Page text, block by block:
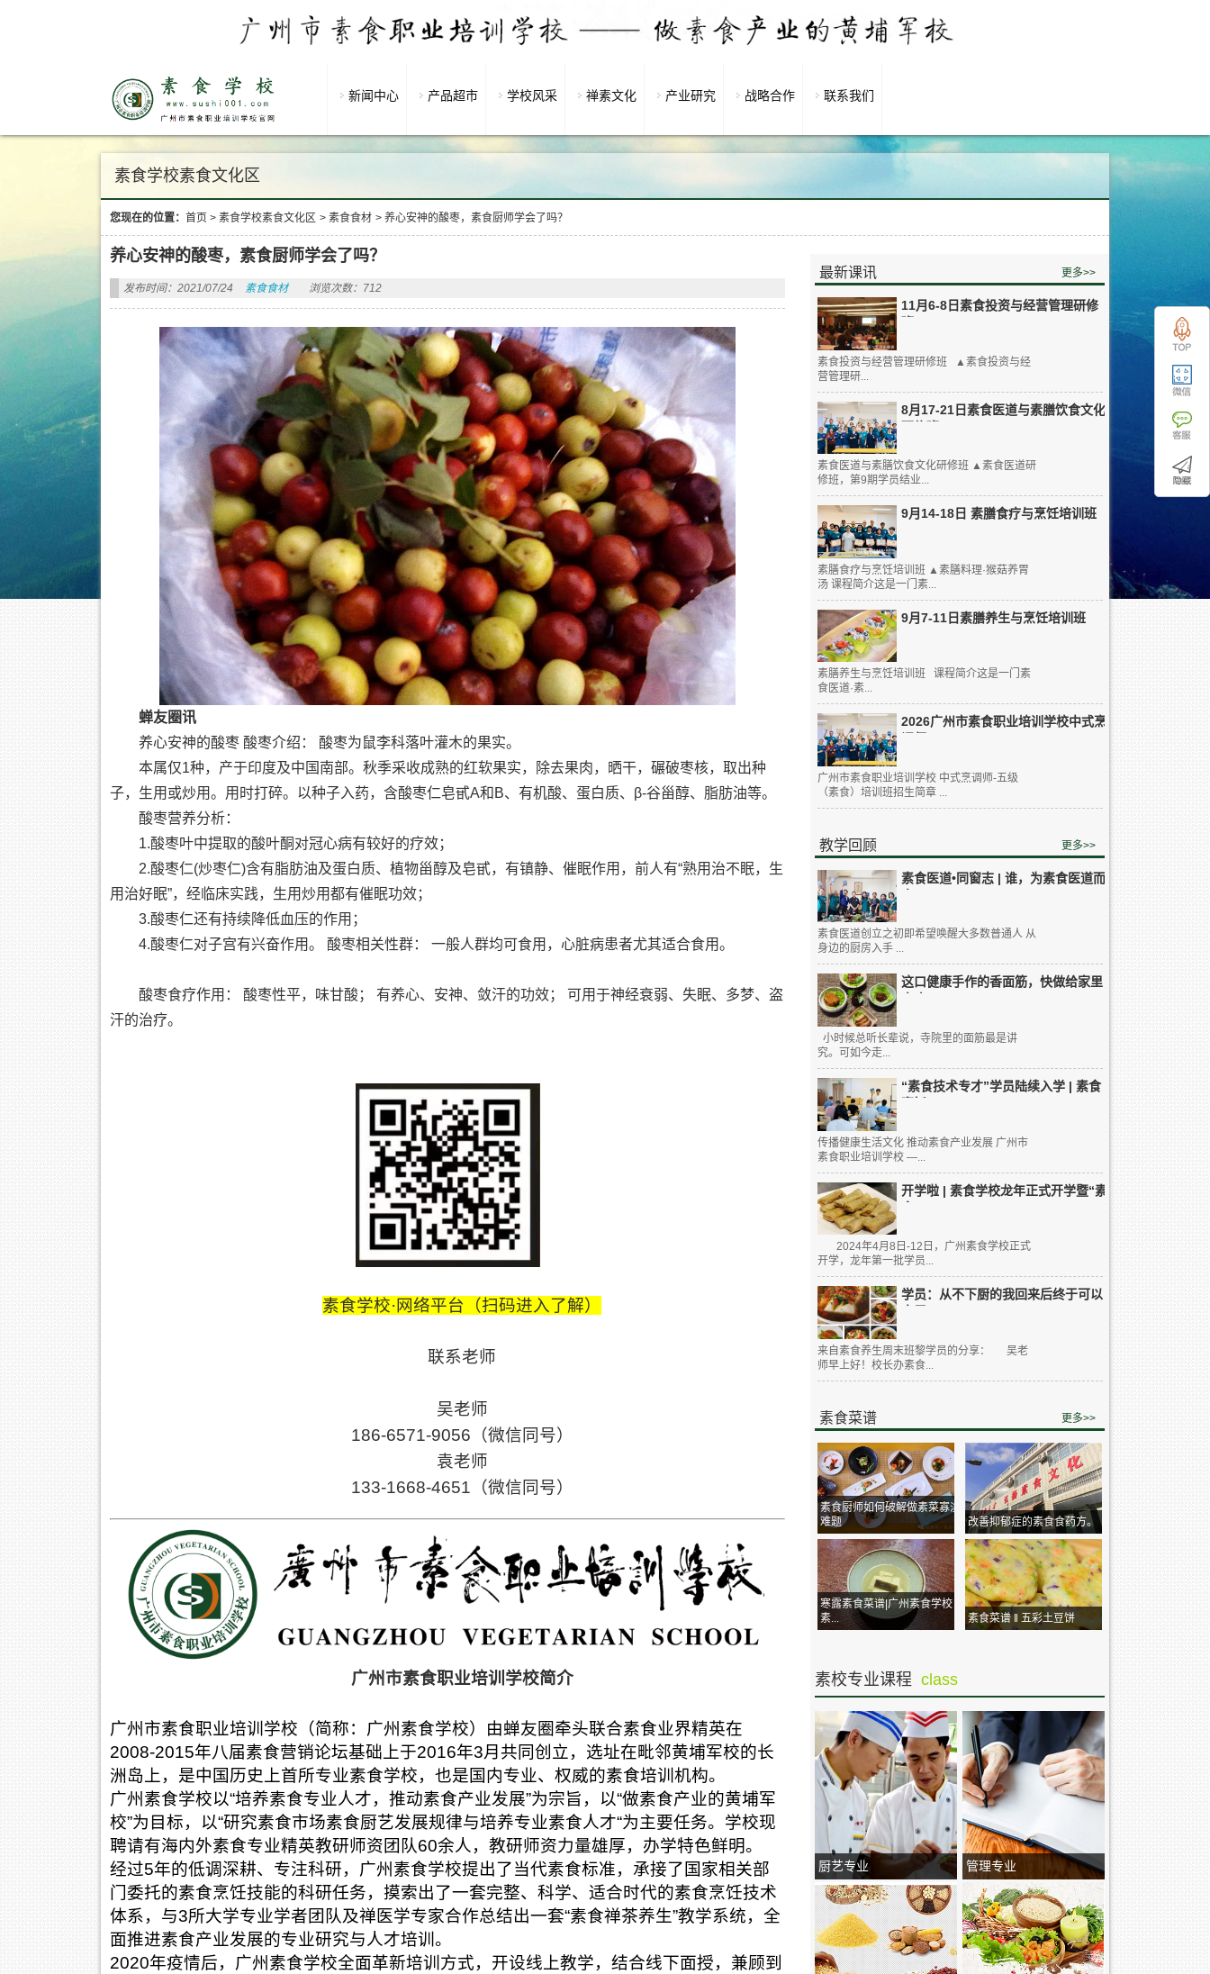
新闻中心 产品超市 学校风采 禅素文化 产业研究 战略合作 联系我们
素食学校素食文化区
您现在的位置： 首页 > 素食学校素食文化区 > 素食食材 > 养心安神的酸枣，素食厨师学会了吗？
最新课讯 更多>>
11月6-8日素食投资与经营管理研修
素食投资与经营管理研修班 ▲素食投资与经
营管理研...
8月17-21日素食医道与素膳饮食文化
研修班
素食医道与素膳饮食文化研修班 ▲素食医道研
修班，第9期学员结业...
9月14-18日 素膳食疗与烹饪培训班
素膳食疗与烹饪培训班 ▲素膳料理·猴菇养胃
汤 课程简介这是一门素...
9月7-11日素膳养生与烹饪培训班
素膳养生与烹饪培训班 课程简介这是一门素
食医道·素...
2026广州市素食职业培训学校中式烹
广州市素食职业培训学校 中式烹调师-五级
（素食）培训班招生简章 ...
教学回顾 更多>>
素食医道•同窗志 | 谁，为素食医道而
素食医道创立之初即希望唤醒大多数普通人 从
身边的厨房入手 ...
这口健康手作的香面筋，快做给家里
小时候总听长辈说，寺院里的面筋最是讲
究。可如今走...
“素食技术专才”学员陆续入学 | 素食
传播健康生活文化 推动素食产业发展 广州市
素食职业培训学校 —...
开学啦 | 素食学校龙年正式开学暨“素
食...
2024年4月8日-12日，广州素食学校正式
开学，龙年第一批学员...
学员：从不下厨的我回来后终于可以
来自素食养生周末班黎学员的分享： 吴老
师早上好！校长办素食...
素食菜谱 更多>>
素食厨师如何破解做素菜寡淡
难题
改善抑郁症的素食食药方。
寒露素食菜谱|广州素食学校
素...
素食菜谱 ‖ 五彩土豆饼
素校专业课程 class
厨艺专业 管理专业
养心安神的酸枣，素食厨师学会了吗？
发布时间：2021/07/24 素食食材 浏览次数：712
蝉友圈讯
养心安神的酸枣 酸枣介绍： 酸枣为鼠李科落叶灌木的果实。
本属仅1种，产于印度及中国南部。秋季采收成熟的红软果实，除去果肉，晒干，碾破枣核，取出种
子，生用或炒用。用时打碎。以种子入药，含酸枣仁皂甙A和B、有机酸、蛋白质、β-谷甾醇、脂肪油等。
酸枣营养分析：
1.酸枣叶中提取的酸叶酮对冠心病有较好的疗效；
2.酸枣仁(炒枣仁)含有脂肪油及蛋白质、植物甾醇及皂甙，有镇静、催眠作用，前人有“熟用治不眠，生
用治好眠”，经临床实践，生用炒用都有催眠功效；
3.酸枣仁还有持续降低血压的作用；
4.酸枣仁对子宫有兴奋作用。 酸枣相关性群： 一般人群均可食用，心脏病患者尤其适合食用。
酸枣食疗作用： 酸枣性平，味甘酸； 有养心、安神、敛汗的功效； 可用于神经衰弱、失眠、多梦、盗
汗的治疗。
素食学校·网络平台（扫码进入了解）
联系老师
吴老师
186-6571-9056（微信同号）
袁老师
133-1668-4651（微信同号）
广州市素食职业培训学校简介
广州市素食职业培训学校（简称：广州素食学校）由蝉友圈牵头联合素食业界精英在
2008-2015年八届素食营销论坛基础上于2016年3月共同创立，选址在毗邻黄埔军校的长
洲岛上，是中国历史上首所专业素食学校，也是国内专业、权威的素食培训机构。
广州素食学校以“培养素食专业人才，推动素食产业发展”为宗旨，以“做素食产业的黄埔军
校”为目标，以“研究素食市场素食厨艺发展规律与培养专业素食人才“为主要任务。学校现
聘请有海内外素食专业精英教研师资团队60余人，教研师资力量雄厚，办学特色鲜明。
经过5年的低调深耕、专注科研，广州素食学校提出了当代素食标准，承接了国家相关部
门委托的素食烹饪技能的科研任务，摸索出了一套完整、科学、适合时代的素食烹饪技术
体系，与3所大学专业学者团队及禅医学专家合作总结出一套“素食禅茶养生”教学系统，全
面推进素食产业发展的专业研究与人才培训。
2020年疫情后，广州素食学校全面革新培训方式，开设线上教学，结合线下面授，兼顾到